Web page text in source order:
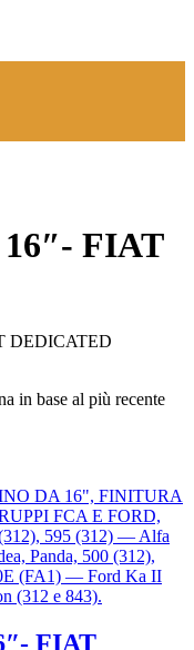
FIAT
DEDICATED
in base al più recente
FIAT